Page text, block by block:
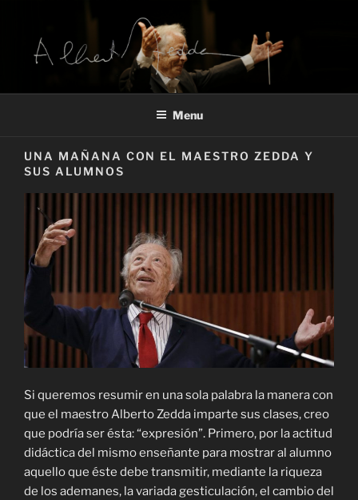
contenuto
ARCHIVIO ALBERTO ZEDDA
Alberto Zedda sito ufficiale
Menu
UNA MAÑANA CON EL MAESTRO ZEDDA Y
SUS ALUMNOS
Si queremos resumir en una sola palabra la manera con
que el maestro Alberto Zedda imparte sus clases, creo
que podría ser ésta: “expresión”. Primero, por la actitud
didáctica del mismo enseñante para mostrar al alumno
aquello que éste debe transmitir, mediante la riqueza
de los ademanes, la variada gesticulación, el cambio del